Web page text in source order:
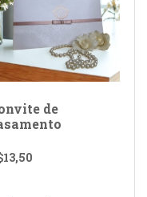
de
13,50